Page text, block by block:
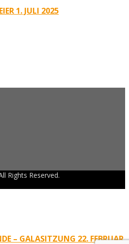
1. JULI 2025
Rights Reserved.
– GALASITZUNG 22. FEBRUAR